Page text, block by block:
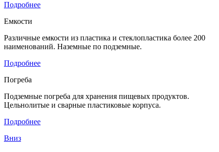
Подробнее
Емкости
Различные емкости из пластика и стеклопластика более 200
наименований. Наземные по подземные.
Подробнее
Погреба
Подземные погреба для хранения пищевых продуктов.
Цельнолитые и сварные пластиковые корпуса.
Подробнее
Вниз